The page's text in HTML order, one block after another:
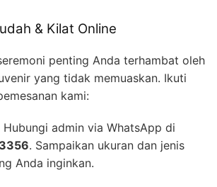
& Kilat Online
penting Anda terhambat oleh
yang tidak memuaskan. Ikuti
kami:
Hubungi admin via WhatsApp di
. Sampaikan ukuran dan jenis
Anda inginkan.